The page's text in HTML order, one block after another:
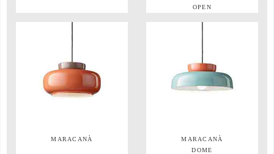
OPEN
MARACANÀ
MARACANÀ
DOME